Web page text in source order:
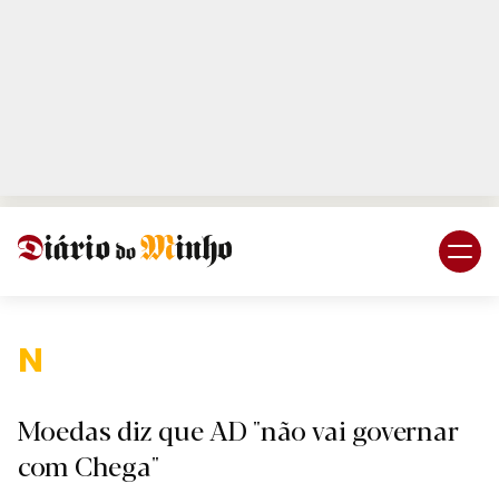
Naciona
Moedas diz que AD "não vai governar
com Chega"